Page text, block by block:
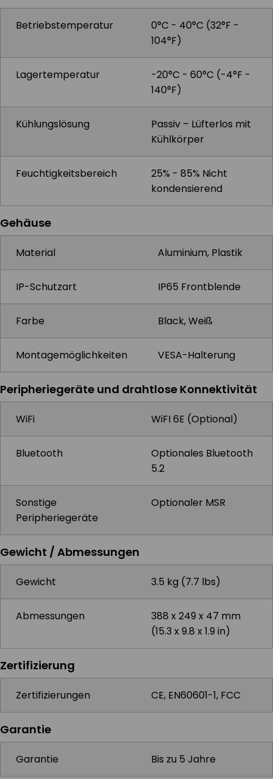
Betriebstemperatur
0°C - 40°C (32°F -
104°F)
Lagertemperatur
-20°C - 60°C (-4°F -
140°F)
Kühlungslösung
Passiv – Lüfterlos mit
Kühlkörper
Feuchtigkeitsbereich
25% - 85% Nicht
kondensierend
Gehäuse
Material Aluminium, Plastik
IP-Schutzart IP65 Frontblende
Farbe Black, Weiß
Montagemöglichkeiten VESA-Halterung
Peripheriegeräte und drahtlose Konnektivität
WiFi WiFI 6E (Optional)
Bluetooth
Optionales Bluetooth
5.2
Sonstige
Peripheriegeräte
Optionaler MSR
Gewicht / Abmessungen
Gewicht 3.5 kg (7.7 lbs)
Abmessungen
388 x 249 x 47 mm
(15.3 x 9.8 x 1.9 in)
Zertifizierung
Zertifizierungen CE, EN60601-1, FCC
Garantie
Garantie Bis zu 5 Jahre